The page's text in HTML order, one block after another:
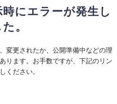
にエラーが発生し
。
変更されたか、公開準備中などの理
ります。お手数ですが、下記のリン
ください。